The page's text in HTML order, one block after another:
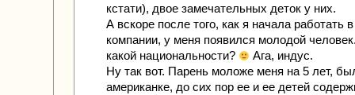
кстати), двое замечательных деток у них.
А вскоре после того, как я начала работать
компании, у меня появился молодой
какой национальности?
Ага, индус.
Ну так вот. Парень моложе меня на 5 лет,
американке, до сих пор ее и ее детей